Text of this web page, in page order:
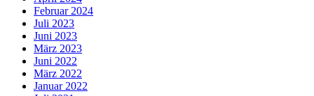
Februar 2024
Juli 2023
Juni 2023
März 2023
Juni 2022
März 2022
Januar 2022